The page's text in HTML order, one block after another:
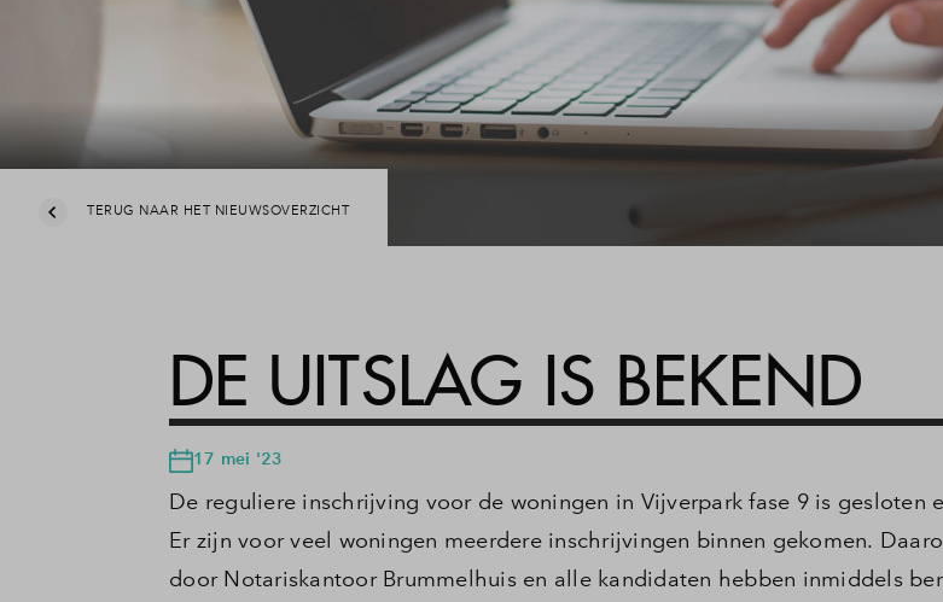
TERUG NAAR HET NIEUWSOVERZICHT
DE UITSLAG IS BEKEND
17 mei '23
De reguliere inschrijving voor de woningen in Vijverpark fase 9 is gesloten
Er zijn voor veel woningen meerdere inschrijvingen binnen gekomen.
door Notariskantoor Brummelhuis en alle kandidaten hebben inmiddels